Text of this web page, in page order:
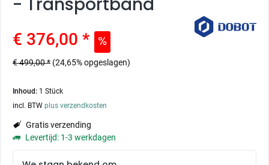
€ 376,00 *
€ 499,00 * (24,65% opgeslagen)
Inhoud: 1 Stück
incl. BTW plus verzendkosten
Gratis verzending
Levertijd: 1-3 werkdagen